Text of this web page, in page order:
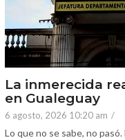
La inmerecida
en Gualeguay
6 agosto, 2026 10:20 am /
Lo que no se sabe, no